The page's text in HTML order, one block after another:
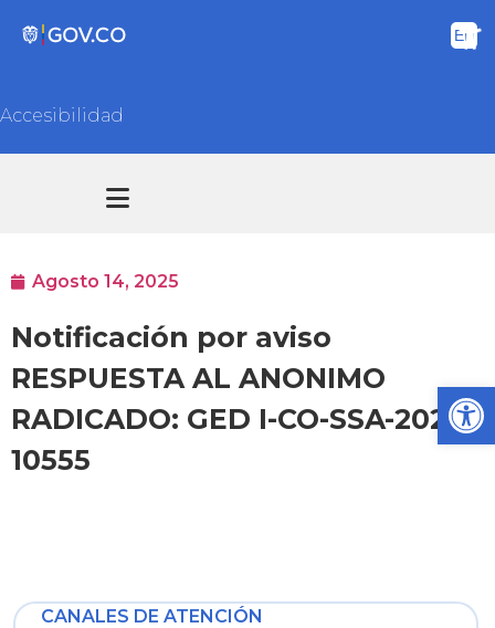
Accesibilidad
Agosto 14, 2025
Notificación por aviso
RESPUESTA AL ANONIMO
RADICADO: GED I-CO-SSA-2025-
10555
CANALES DE ATENCIÓN